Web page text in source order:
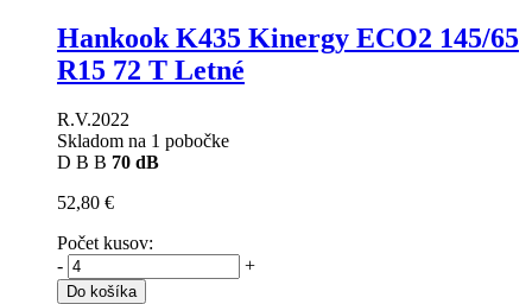
Hankook K435 Kinergy ECO2 145/65
R15 72 T Letné
R.V.2022
Skladom na 1 pobočke
D B B 70 dB
52,80 €
Počet kusov:
-
+
Do košíka